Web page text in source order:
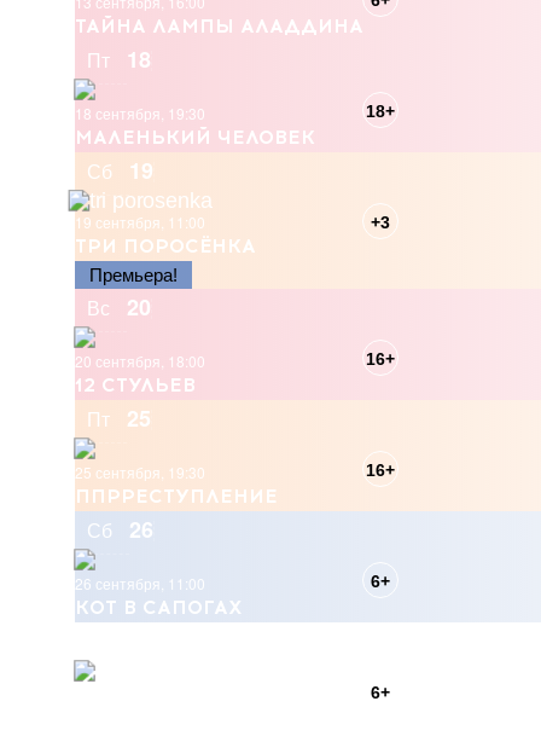
ТАЙНА ЛАМПЫ АЛАДДИНА
Пт 18
18 сентября, 19:30
МАЛЕНЬКИЙ ЧЕЛОВЕК
18+
Сб 19
19 сентября, 11:00
ТРИ ПОРОСЁНКА
+3
Премьера!
Вс
20
20 сентября, 18:00
12 СТУЛЬЕВ
16+
Пт 25
25 сентября, 19:30
ППРРЕСТУПЛЕНИЕ
16+
Сб 26
26 сентября, 11:00
КОТ В САПОГАХ
6+
6+